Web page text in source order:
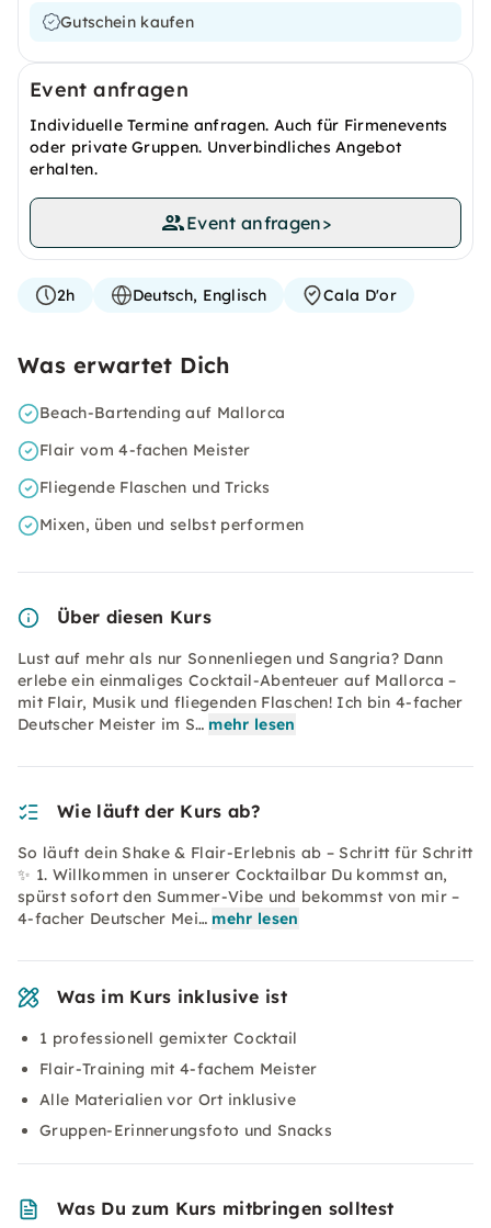
Gutschein kaufen
Event anfragen
Individuelle Termine anfragen. Auch für Firmenevents
oder private Gruppen. Unverbindliches Angebot
erhalten.
Event anfragen>
2h Deutsch, Englisch Cala D'or
Was erwartet Dich
Beach-Bartending auf Mallorca
Flair vom 4-fachen Meister
Fliegende Flaschen und Tricks
Mixen, üben und selbst performen
Über diesen Kurs
Lust auf mehr als nur Sonnenliegen und Sangria? Dann
erlebe ein einmaliges Cocktail-Abenteuer auf Mallorca –
mit Flair, Musik und fliegenden Flaschen! Ich bin 4-facher
Deutscher Meister im S… mehr lesen
Wie läuft der Kurs ab?
So läuft dein Shake & Flair-Erlebnis ab – Schritt für Schritt
✨ 1. Willkommen in unserer Cocktailbar Du kommst an,
spürst sofort den Summer-Vibe und bekommst von mir –
4-facher Deutscher Mei… mehr lesen
Was im Kurs inklusive ist
1 professionell gemixter Cocktail
Flair-Training mit 4-fachem Meister
Alle Materialien vor Ort inklusive
Gruppen-Erinnerungsfoto und Snacks
Was Du zum Kurs mitbringen solltest